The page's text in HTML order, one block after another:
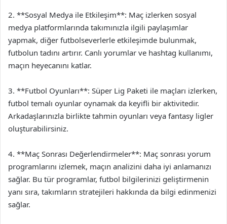
2. **Sosyal Medya ile Etkileşim**: Maç izlerken sosyal
medya platformlarında takımınızla ilgili paylaşımlar
yapmak, diğer futbolseverlerle etkileşimde bulunmak,
futbolun tadını artırır. Canlı yorumlar ve hashtag kullanımı,
maçın heyecanını katlar.
3. **Futbol Oyunları**: Süper Lig Paketi ile maçları izlerken,
futbol temalı oyunlar oynamak da keyifli bir aktivitedir.
Arkadaşlarınızla birlikte tahmin oyunları veya fantasy ligler
oluşturabilirsiniz.
4. **Maç Sonrası Değerlendirmeler**: Maç sonrası yorum
programlarını izlemek, maçın analizini daha iyi anlamanızı
sağlar. Bu tür programlar, futbol bilgilerinizi geliştirmenin
yanı sıra, takımların stratejileri hakkında da bilgi edinmenizi
sağlar.